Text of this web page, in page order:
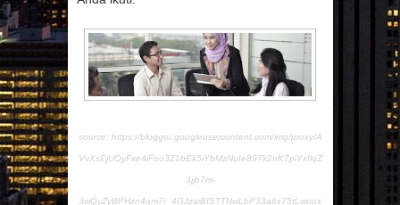
source: https://blogger.googleusercontent.com/img/proxy/A
VvXsEjUOyFxe4iFou3Z1bEk5iYbMzNuIe89Tk2nK7piYxIlqZ
3jjb7m-
3wQyZyBPHzn4qm7r_4GJzaiBISTTNwLbP33a6s75tLwuux